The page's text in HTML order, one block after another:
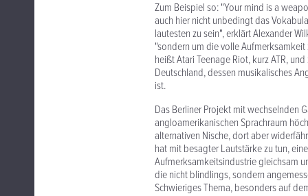
Zum Beispiel so: "Your mind is a
auch hier nicht unbedingt das
lautesten zu sein", erklärt Alexander
"sondern um die volle
heißt Atari Teenage Riot, kurz ATR,
Deutschland, dessen musikalisches
ist.
Das Berliner Projekt mit wechselnden
angloamerikanischen Sprachraum
alternativen Nische, dort aber
hat mit besagter Lautstärke zu tun,
Aufmerksamkeitsindustrie gleichsam
die nicht blindlings, sondern
Schwieriges Thema, besonders auf